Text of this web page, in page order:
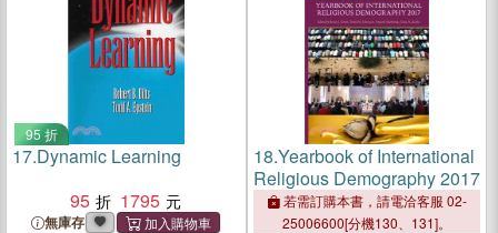
95 折
17.Dynamic Learning
95
1795
無庫存
18.Yearbook of International
Religious Demography 2017
若需訂購本書，請電洽客服 02-
25006600[分機130、131]。